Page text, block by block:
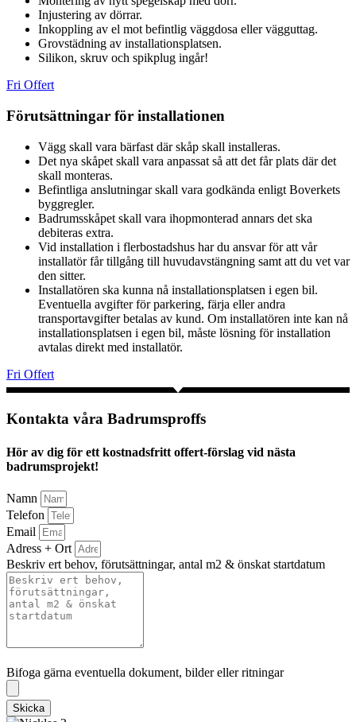
Injustering av dörrar.
Inkoppling av el mot befintlig väggdosa eller vägguttag.
Grovstädning av installationsplatsen.
Silikon, skruv och spikplug ingår!
Fri Offert
Förutsättningar för installationen
Vägg skall vara bärfast där skåp skall installeras.
Det nya skåpet skall vara anpassat så att det får plats där det
skall monteras.
Befintliga anslutningar skall vara godkända enligt Boverkets
byggregler.
Badrumsskåpet skall vara ihopmonterad annars det ska
debiteras extra.
Vid installation i flerbostadshus har du ansvar för att vår
installatör får tillgång till huvudavstängning samt att du vet var
den sitter.
Installatören ska kunna nå installationsplatsen i egen bil.
Eventuella avgifter för parkering, färja eller andra
transportavgifter betalas av kund. Om installatören inte kan nå
installationsplatsen i egen bil, måste lösning för installation
avtalas direkt med installatör.
Fri Offert
Kontakta våra Badrumsproffs
Hör av dig för ett kostnadsfritt offert-förslag vid nästa
badrumsprojekt!
Namn
Telefon
Email
Adress + Ort
Beskriv ert behov, förutsättningar, antal m2 & önskat startdatum
Bifoga gärna eventuella dokument, bilder eller ritningar
Skicka